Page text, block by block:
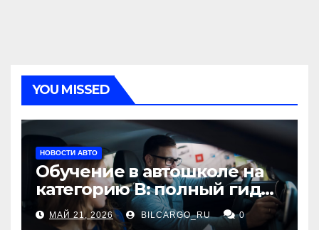
YOU MISSED
НОВОСТИ АВТО
Обучение в автошколе на
категорию В: полный гид
для будущих водителей
МАЙ 21, 2026 BILCARGO_RU 0